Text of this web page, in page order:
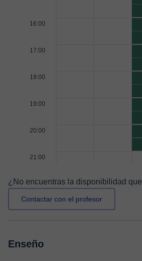
16:00
17:00
18:00
19:00
20:00
21:00
¿No encuentras la disponibilidad
Contactar con el profesor
Enseño